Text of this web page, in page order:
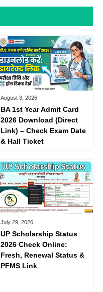
August 3, 2026
BA 1st Year Admit Card
2026 Download (Direct
Link) – Check Exam Date
& Hall Ticket
July 29, 2026
UP Scholarship Status
2026 Check Online:
Fresh, Renewal Status &
PFMS Link